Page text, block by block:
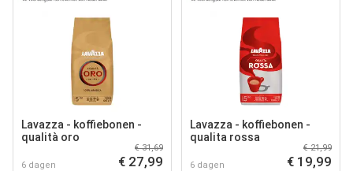
Lavazza - koffiebonen -
qualità oro
6 dagen
€ 31,69
€ 27,99
Lavazza - koffiebonen -
qualita rossa
6 dagen
€ 21,99
€ 19,99